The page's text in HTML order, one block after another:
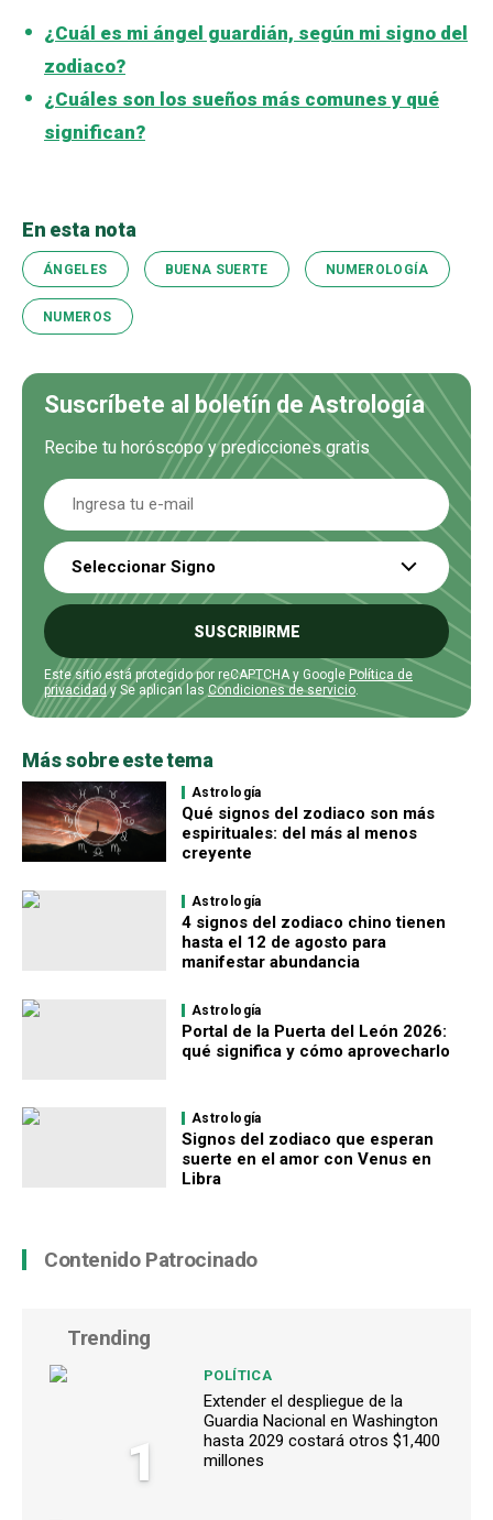
¿Cuál es mi ángel guardián, según mi signo del
zodiaco?
¿Cuáles son los sueños más comunes y qué
significan?
En esta nota
ÁNGELES BUENA SUERTE NUMEROLOGÍA
NUMEROS
Suscríbete al boletín de Astrología
Recibe tu horóscopo y predicciones gratis
Seleccionar Signo
SUSCRIBIRME
Este sitio está protegido por reCAPTCHA y Google Política de
privacidady Se aplican las Condiciones de servicio
Más sobre este tema
Astrología
Qué signos del zodiaco son más
espirituales: del más al menos
creyente
Astrología
4 signos del zodiaco chino tienen
hasta el 12 de agosto para
manifestar abundancia
Astrología
Portal de la Puerta del León 2026:
qué significa y cómo aprovecharlo
Astrología
Signos del zodiaco que esperan
suerte en el amor con Venus en
Libra
Contenido Patrocinado
Trending
1
POLÍTICA
Extender el despliegue de la
Guardia Nacional en Washington
hasta 2029 costará otros $1,400
millones